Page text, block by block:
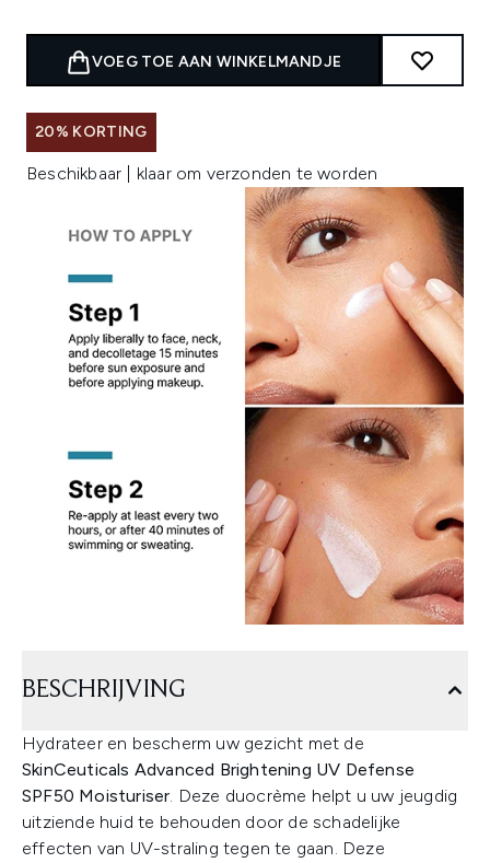
VOEG TOE AAN WINKELMANDJE
20% KORTING
Beschikbaar | klaar om verzonden te worden
BESCHRIJVING
Hydrateer en bescherm uw gezicht met de
SkinCeuticals Advanced Brightening UV Defense
SPF50 Moisturiser. Deze duocrème helpt u uw jeugdig
uitziende huid te behouden door de schadelijke
effecten van UV-straling tegen te gaan. Deze